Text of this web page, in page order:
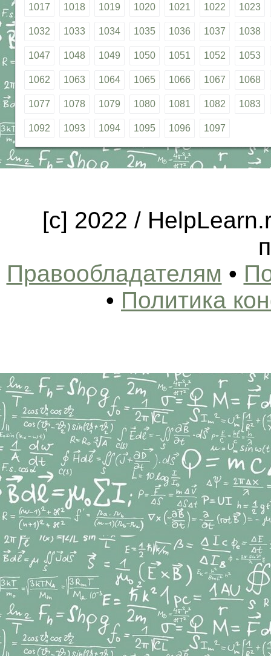
1017 1018 1019 1020 1021 1022 1023
1032 1033 1034 1035 1036 1037 1038
1047 1048 1049 1050 1051 1052 1053
1062 1063 1064 1065 1066 1067 1068
1077 1078 1079 1080 1081 1082 1083
1092 1093 1094 1095 1096 1097
[c] 2022 /
Правообладателям •
• Политика